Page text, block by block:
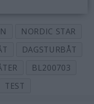
NORDIC STAR
DAGSTURBÅT
BL200703
TEST